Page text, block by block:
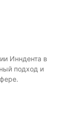
Инндента в
подход и